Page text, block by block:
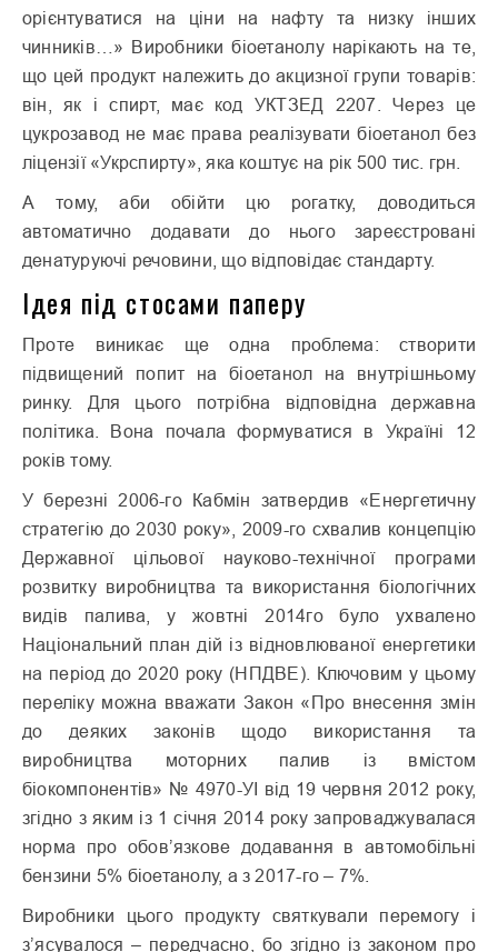
орієнтуватися на ціни на нафту та низку інших
чинників…» Виробники біоетанолу нарікають на те,
що цей продукт належить до акцизної групи товарів:
він, як і спирт, має код УКТЗЕД 2207. Через це
цукрозавод не має права реалізувати біоетанол без
ліцензії «Укрспирту», яка коштує на рік 500 тис. грн.
А тому, аби обійти цю рогатку, доводиться
автоматично додавати до нього зареєстровані
денатуруючі речовини, що відповідає стандарту.
Ідея під стосами паперу
Проте виникає ще одна проблема: створити
підвищений попит на біоетанол на внутрішньому
ринку. Для цього потрібна відповідна державна
політика. Вона почала формуватися в Україні 12
років тому.
У березні 2006-го Кабмін затвердив «Енергетичну
стратегію до 2030 року», 2009-го схвалив концепцію
Державної цільової науково-технічної програми
розвитку виробництва та використання біологічних
видів палива, у жовтні 2014го було ухвалено
Національний план дій із відновлюваної енергетики
на період до 2020 року (НПДВЕ). Ключовим у цьому
переліку можна вважати Закон «Про внесення змін
до деяких законів щодо використання та
виробництва моторних палив із вмістом
біокомпонентів» № 4970-УІ від 19 червня 2012 року,
згідно з яким із 1 січня 2014 року запроваджувалася
норма про обов’язкове додавання в автомобільні
бензини 5% біоетанолу, а з 2017-го – 7%.
Виробники цього продукту святкували перемогу і
з’ясувалося – передчасно, бо згідно із законом про